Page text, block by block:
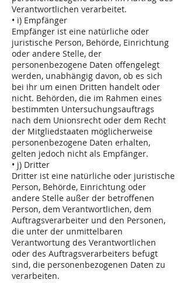
Verantwortlichen verarbeitet.
• i) Empfänger
Empfänger ist eine natürliche oder
juristische Person, Behörde, Einrichtung
oder andere Stelle, der
personenbezogene Daten offengelegt
werden, unabhängig davon, ob es sich
bei ihr um einen Dritten handelt oder
nicht. Behörden, die im Rahmen eines
bestimmten Untersuchungsauftrags
nach dem Unionsrecht oder dem Recht
der Mitgliedstaaten möglicherweise
personenbezogene Daten erhalten,
gelten jedoch nicht als Empfänger.
• j) Dritter
Dritter ist eine natürliche oder juristische
Person, Behörde, Einrichtung oder
andere Stelle außer der betroffenen
Person, dem Verantwortlichen, dem
Auftragsverarbeiter und den Personen,
die unter der unmittelbaren
Verantwortung des Verantwortlichen
oder des Auftragsverarbeiters befugt
sind, die personenbezogenen Daten zu
verarbeiten.